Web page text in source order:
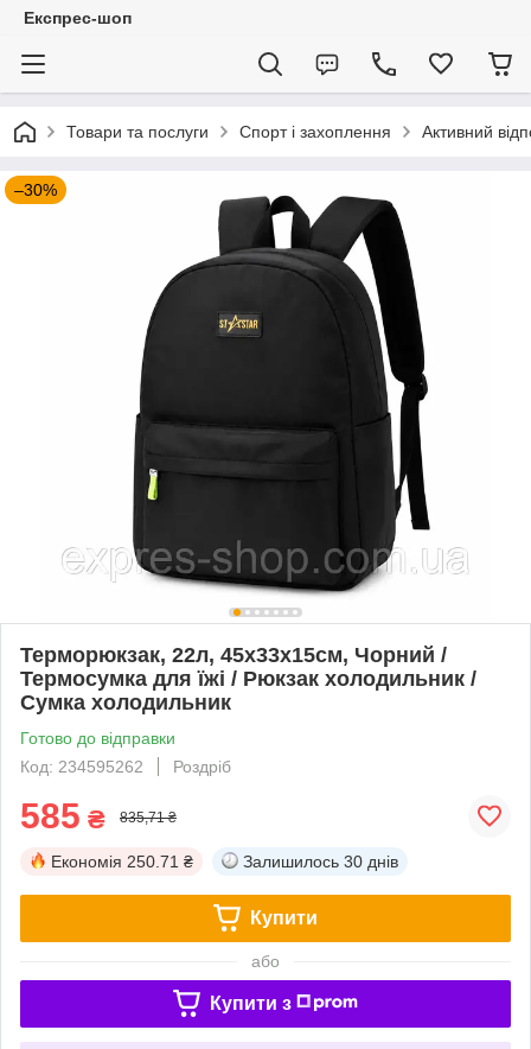
Експрес-шоп
Товари та послуги Спорт і захоплення Активний
–30%
Терморюкзак, 22л, 45х33х15см, Чорний /
Термосумка для їжі / Рюкзак холодильник /
Сумка холодильник
Готово до відправки
Код: 234595262
Роздріб
585 ₴ 835,71 ₴
Економія 250.71 ₴ Залишилось 30 днів
Купити
або
Купити з